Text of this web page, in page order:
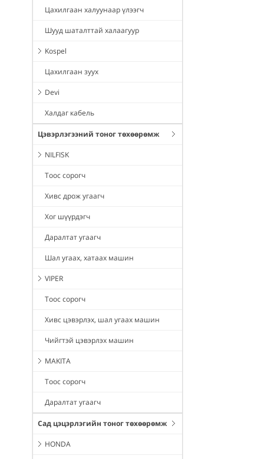
Цахилгаан халуунаар үлээгч
Шууд шаталттай халаагуур
Kospel
Цахилгаан зуух
Devi
Халдаг кабель
Цэвэрлэгээний тоног төхөөрөмж
NILFISK
Тоос сорогч
Хивс дрож угаагч
Хог шүүрдэгч
Даралтат угаагч
Шал угаах, хатаах машин
VIPER
Тоос сорогч
Хивс цэвэрлэх, шал угаах машин
Чийгтэй цэвэрлэх машин
MAKITA
Тоос сорогч
Даралтат угаагч
Сад цэцэрлэгийн тоног төхөөрөмж
HONDA